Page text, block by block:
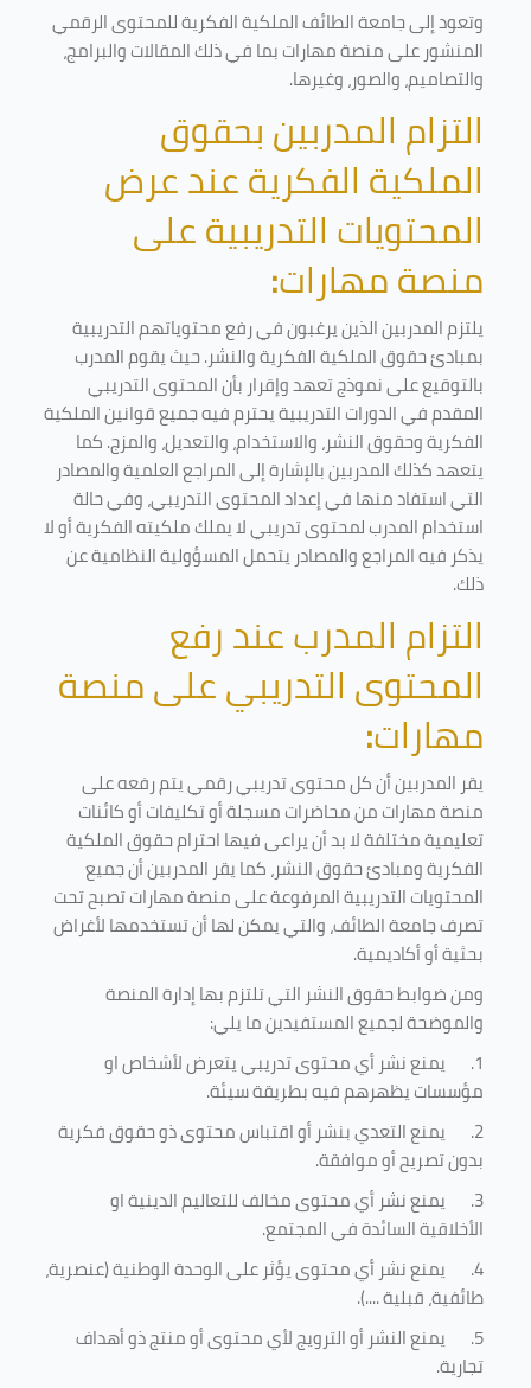
وتعود إلى جامعة الطائف الملكية الفكرية للمحتوى الرقمي
المنشور على منصة مهارات بما في ذلك المقالات والبرامج،
والتصاميم، والصور، وغيرها.
التزام المدربين بحقوق
الملكية الفكرية عند عرض
المحتويات التدريبية على
منصة مهارات:
يلتزم المدربين الذين يرغبون في رفع محتوياتهم التدريبية
بمبادئ حقوق الملكية الفكرية والنشر. حيث يقوم المدرب
بالتوقيع على نموذج تعهد وإقرار بأن المحتوى التدريبي
المقدم في الدورات التدريبية يحترم فيه جميع قوانين الملكية
الفكرية وحقوق النشر، والاستخدام، والتعديل، والمزج. كما
يتعهد كذلك المدربين بالإشارة إلى المراجع العلمية والمصادر
التي استفاد منها في إعداد المحتوى التدريبي، وفي حالة
استخدام المدرب لمحتوى تدريبي لا يملك ملكيته الفكرية أو لا
يذكر فيه المراجع والمصادر يتحمل المسؤولية النظامية عن
ذلك.
التزام المدرب عند رفع
المحتوى التدريبي على منصة
مهارات:
يقر المدربين أن كل محتوى تدريبي رقمي يتم رفعه على
منصة مهارات من محاضرات مسجلة أو تكليفات أو كائنات
تعليمية مختلفة لا بد أن يراعى فيها احترام حقوق الملكية
الفكرية ومبادئ حقوق النشر، كما يقر المدربين أن جميع
المحتويات التدريبية المرفوعة على منصة مهارات تصبح تحت
تصرف جامعة الطائف، والتي يمكن لها أن تستخدمها لأغراض
بحثية أو أكاديمية.
ومن ضوابط حقوق النشر التي تلتزم بها إدارة المنصة
والموضحة لجميع المستفيدين ما يلي:
1.
يمنع نشر أي محتوى تدريبي يتعرض لأشخاص او
مؤسسات يظهرهم فيه بطريقة سيئة.
2.
يمنع التعدي بنشر أو اقتباس محتوى ذو حقوق فكرية
بدون تصريح أو موافقة.
3.
يمنع نشر أي محتوى مخالف للتعاليم الدينية او
الأخلاقية السائدة في المجتمع.
4.
يمنع نشر أي محتوى يؤثر على الوحدة الوطنية (عنصرية،
طائفية، قبلية ....).
5.
يمنع النشر أو الترويج لأي محتوى أو منتج ذو أهداف
تجارية.